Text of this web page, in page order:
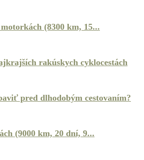
(8300 km, 15...
rakúskych cyklocestách
pred dlhodobým cestovaním?
(9000 km, 20 dní, 9...